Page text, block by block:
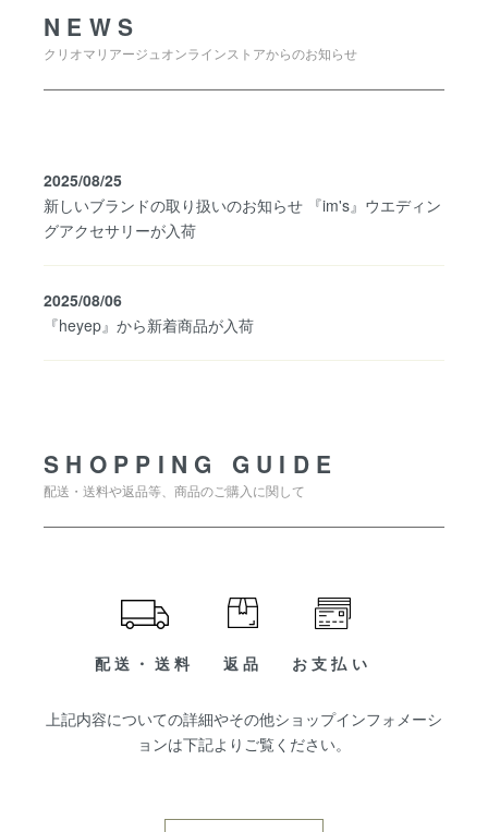
NEWS
クリオマリアージュオンラインストアからのお知らせ
2025/08/25
新しいブランドの取り扱いのお知らせ 『im's』ウエディン
グアクセサリーが入荷
2025/08/06
『heyep』から新着商品が入荷
SHOPPING GUIDE
配送・送料や返品等、商品のご購入に関して
配送・送料 返品 お支払い
上記内容についての詳細やその他ショップインフォメーシ
ョンは下記よりご覧ください。